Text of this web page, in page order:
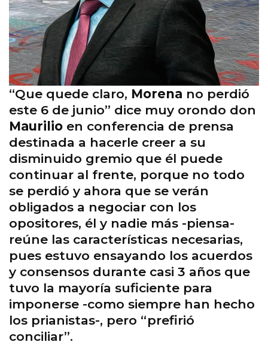
“Que quede claro, Morena no perdió
este 6 de junio” dice muy orondo don
Maurilio en conferencia de prensa
destinada a hacerle creer a su
disminuido gremio que él puede
continuar al frente, porque no todo
se perdió y ahora que se verán
obligados a negociar con los
opositores, él y nadie más -piensa-
reúne las características necesarias,
pues estuvo ensayando los acuerdos
y consensos durante casi 3 años que
tuvo la mayoría suficiente para
imponerse -como siempre han hecho
los prianistas-, pero “prefirió
conciliar”.